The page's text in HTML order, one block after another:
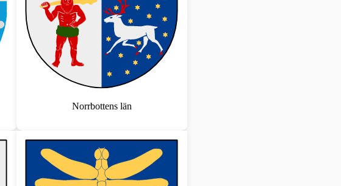
Norrbottens län